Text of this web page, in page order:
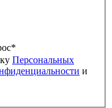
*
Персональных
и